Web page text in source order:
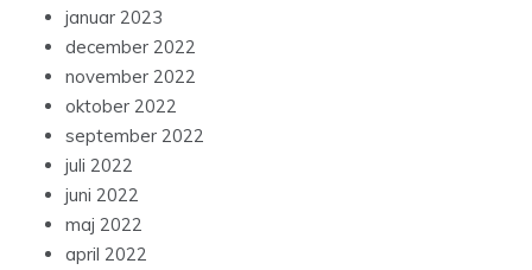
januar 2023
december 2022
november 2022
oktober 2022
september 2022
juli 2022
juni 2022
maj 2022
april 2022